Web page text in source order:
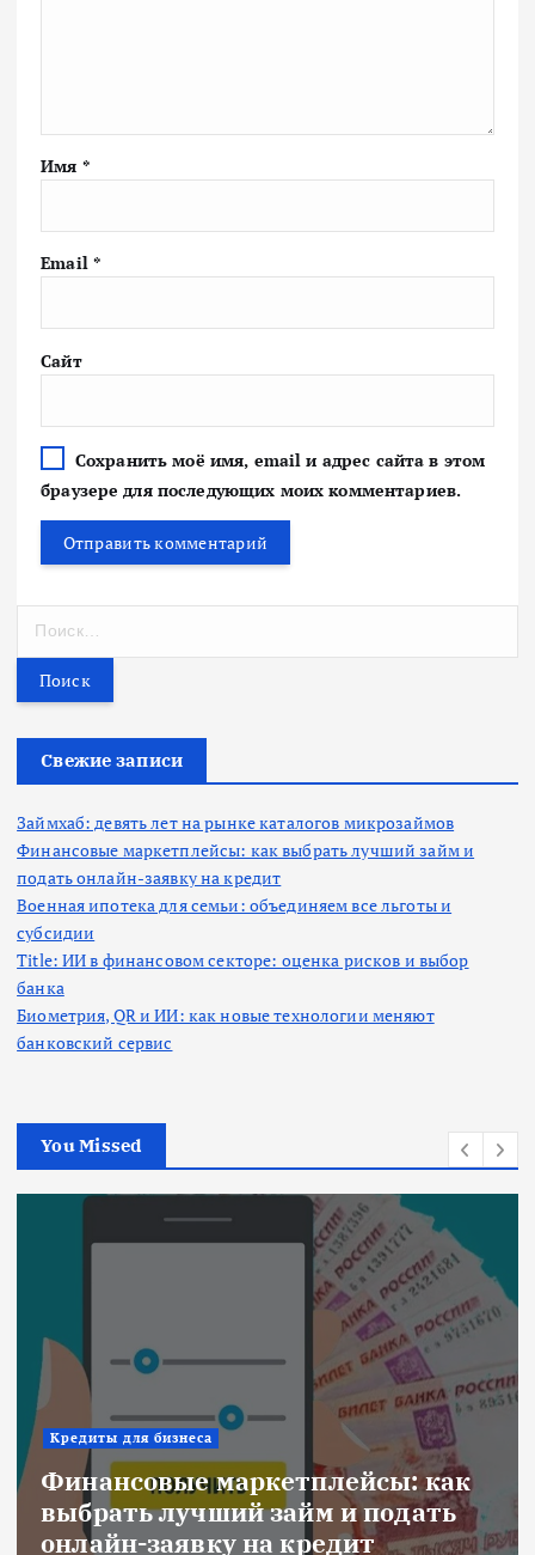
Имя *
Email *
Сайт
Сохранить моё имя, email и адрес сайта в этом
браузере для последующих моих комментариев.
т
Свежие записи
Займхаб: девять лет на рынке каталогов микрозаймов
Финансовые маркетплейсы: как выбрать лучший займ и
подать онлайн-заявку на кредит
Военная ипотека для семьи: объединяем все льготы и
субсидии
Title: ИИ в финансовом секторе: оценка рисков и выбор
банка
Биометрия, QR и ИИ: как новые технологии меняют
банковский сервис
You Missed
как
и подать
кредит
Ипотека
Военная ипотека
объединяем все
субсидии